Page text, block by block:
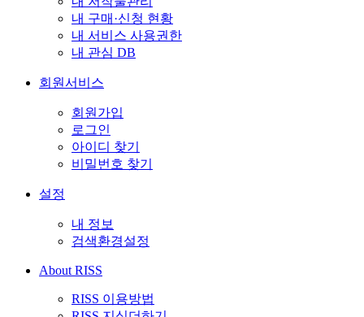
내 구매·신청 현황
내 서비스 사용권한
내 관심 DB
회원서비스
회원가입
로그인
아이디 찾기
비밀번호 찾기
설정
내 정보
검색환경설정
About RISS
RISS 이용방법